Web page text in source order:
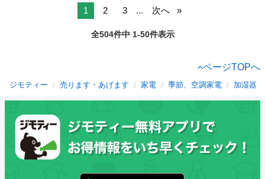
1 2 3 ... 次へ
全504件中 1-50件表示
ページTOPへ
ジモティー 売ります・あげます 家電 季節、空調家電 加湿器